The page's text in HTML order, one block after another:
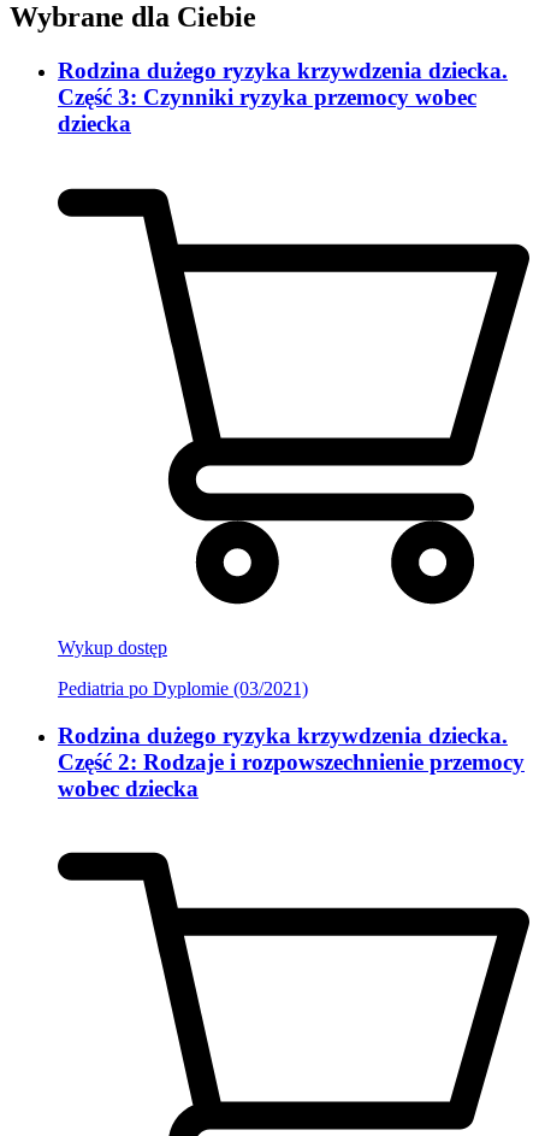
Wybrane dla Ciebie
Rodzina dużego ryzyka krzywdzenia dziecka.
Część 3: Czynniki ryzyka przemocy wobec
dziecka
Wykup dostęp
Pediatria po Dyplomie (03/2021)
Rodzina dużego ryzyka krzywdzenia dziecka.
Część 2: Rodzaje i rozpowszechnienie przemocy
wobec dziecka